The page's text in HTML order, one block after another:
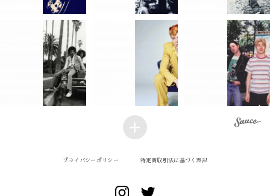
プライバシーポリシー 特定商取引法に基づく表記